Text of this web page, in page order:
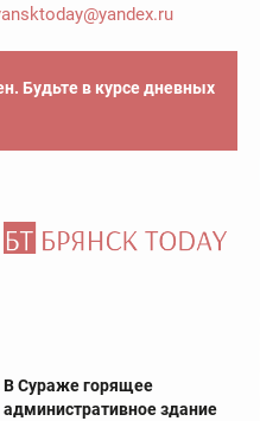
Будьте в курсе дневных
В Сураже горящее
административное здание